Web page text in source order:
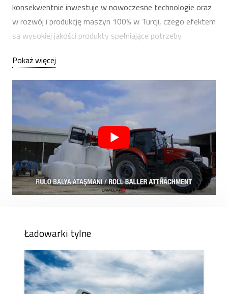
konsekwentnie inwestuje w nowoczesne technologie oraz
w rozwój i produkcję maszyn 100% w Turcji, czego efektem
są wysokiej jakości produkty spełniające potrzeby
zarówno do zastosowań rolniczych, jak i przemysłowych.
Nacisk kładziony jest na solidność, trwałość i łatwość
obsługi, dzięki czemu rolnicy mogą bezpiecznie i wydajnie
korzystać ze swojego sprzętu przez wiele lat.
Pokaż więcej
Ładowarki tylne